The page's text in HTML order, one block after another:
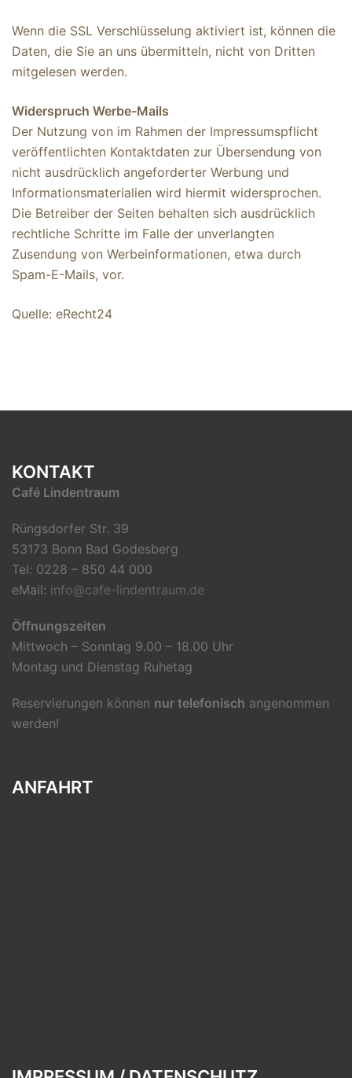
Wenn die SSL Verschlüsselung aktiviert ist, können die
Daten, die Sie an uns übermitteln, nicht von Dritten
mitgelesen werden.
Widerspruch Werbe-Mails
Der Nutzung von im Rahmen der Impressumspflicht
veröffentlichten Kontaktdaten zur Übersendung von
nicht ausdrücklich angeforderter Werbung und
Informationsmaterialien wird hiermit widersprochen.
Die Betreiber der Seiten behalten sich ausdrücklich
rechtliche Schritte im Falle der unverlangten
Zusendung von Werbeinformationen, etwa durch
Spam-E-Mails, vor.
Quelle: eRecht24
KONTAKT
Café Lindentraum
Rüngsdorfer Str. 39
53173 Bonn Bad Godesberg
Tel: 0228 – 850 44 000
eMail: info@cafe-lindentraum.de
Öffnungszeiten
Mittwoch – Sonntag 9.00 – 18.00 Uhr
Montag und Dienstag Ruhetag
Reservierungen können nur telefonisch angenommen
werden!
ANFAHRT